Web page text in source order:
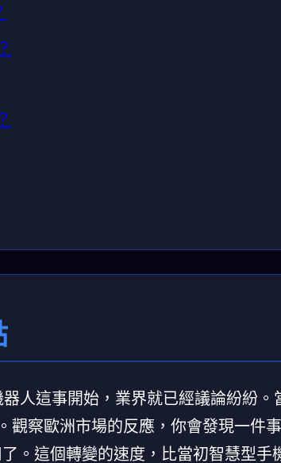
人這事開始，業界就已經議論紛紛。
察歐洲市場的反應，你會發現一件
。這個轉變的速度，比當初智慧型手